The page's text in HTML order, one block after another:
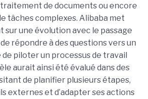
de documents ou encore
tâches complexes. Alibaba met
sur une évolution avec le passage
répondre à des questions vers un
piloter un processus de travail
aurait ainsi été évalué dans des
de planifier plusieurs étapes,
externes et d’adapter ses actions